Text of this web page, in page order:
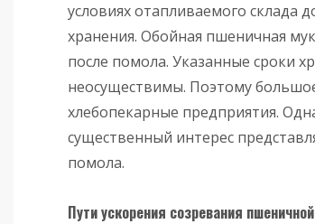
условиях отапливаемого склада
хранения. Обойная пшеничная
после помола. Указанные сроки
неосуществимы. Поэтому
хлебопекарные предприятия.
существенный интерес
помола.
Пути ускорения созревания